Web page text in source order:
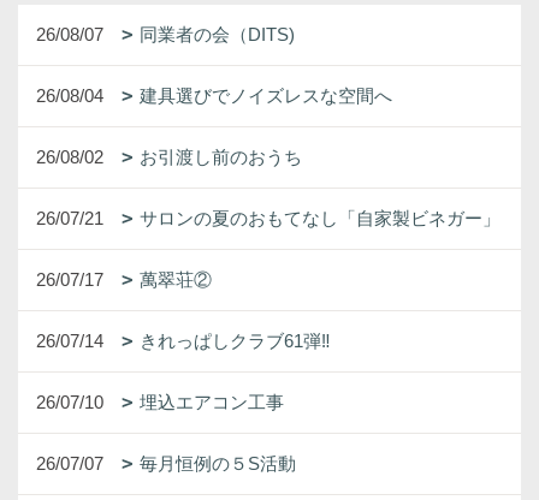
26/08/07 同業者の会（DITS)
26/08/04 建具選びでノイズレスな空間へ
26/08/02 お引渡し前のおうち
26/07/21 サロンの夏のおもてなし「自家製ビネガー」
26/07/17 萬翠荘②
26/07/14 きれっぱしクラブ61弾‼
26/07/10 埋込エアコン工事
26/07/07 毎月恒例の５S活動